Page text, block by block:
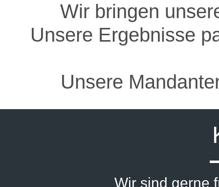
Wir bringen
Unsere Ergebnisse
Unsere
Wir sind gerne